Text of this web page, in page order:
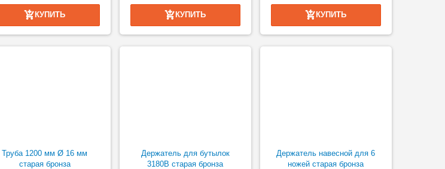
КУПИТЬ КУПИТЬ КУПИТЬ
Труба 1200 мм Ø 16 мм
старая бронза
Держатель для бутылок
3180B старая бронза
Держатель навесной для 6
ножей старая бронза